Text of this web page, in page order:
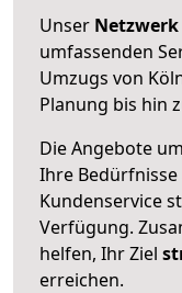
Unser Netzwerk
umfassenden
Umzugs von
Planung bis hin
Die Angebote
Ihre
Kundenservice
Verfügung.
helfen, Ihr Ziel
erreichen.